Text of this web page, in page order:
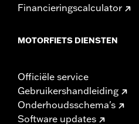
Financieringscalculator
MOTORFIETS DIENSTEN
Officiële service
Gebruikershandleiding
Onderhoudsschema's
Software updates